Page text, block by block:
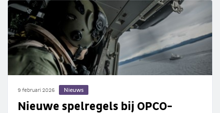
9 februari 2026 Nieuws
Nieuwe spelregels bij OPCO-